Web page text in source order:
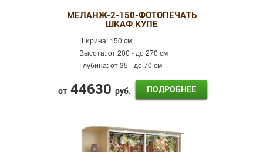
МЕЛАНЖ-2-150-ФОТОПЕЧАТЬ
ШКАФ КУПЕ
Ширина: 150 см
Высота:от 200 - до 270 см
Глубина:от 35 - до 70 см
от 44630 руб. ПОДРОБНЕЕ